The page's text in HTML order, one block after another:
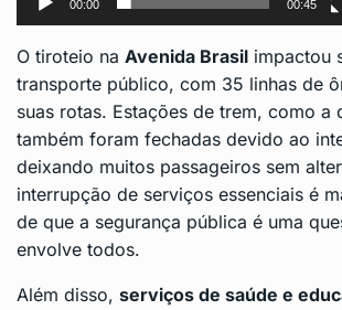
00:00 00:45
O tiroteio na Avenida Brasil impactou
transporte público, com 35 linhas de
suas rotas. Estações de trem, como a
também foram fechadas devido ao
deixando muitos passageiros sem
interrupção de serviços essenciais é
de que a segurança pública é uma
envolve todos.
Além disso, serviços de saúde e